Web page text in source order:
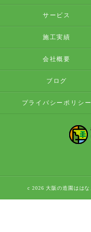
サービス
施工実績
会社概要
ブログ
プライバシーポリシー
c 2026 大阪の造園はは